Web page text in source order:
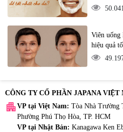
50.041
Viên uống
hiệu quả
CÔNG TY CỔ PHẦN JAPANA VIỆT
apartment VP tại Việt Nam: Tòa Nhà Trường
Phường Phú Thọ Hòa, TP. HCM
VP tại Nhật Bản: Kanagawa Ken